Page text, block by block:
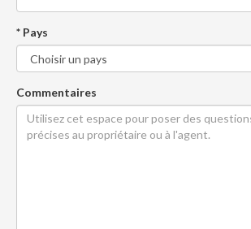
* Pays
Commentaires